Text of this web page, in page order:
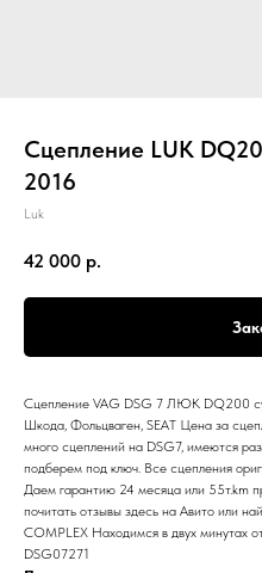
Сцепление LUK
2016
Luk
42 000 р.
Сцепление VAG DSG 7 ЛЮК DQ200
Шкода, Фольцваген, SEAT Цена за
много сцеплений на DSG7, имеются
подберем под ключ. Все сцепления
Даем гарантию 24 месяца или 55т.km
почитать отзывы здесь на Авито или
COMPLEX Находимся в двух минутах
DSG07271